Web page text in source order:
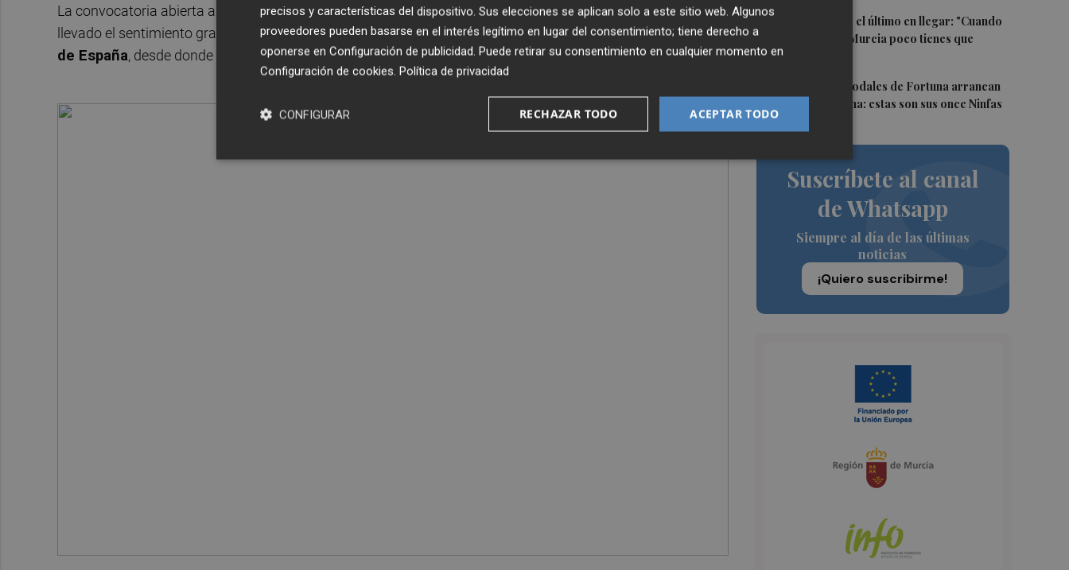
4Álvaro Giménez, el último en llegar: "Cuando
te llama el Real Murcia poco tienes que
pensar"
Las Fiestas de Sodales de Fortuna arrancan
este fin de semana: estas son sus once Ninfas
Suscríbete al canal
de Whatsapp
Siempre al día de las últimas
noticias
¡Quiero suscribirme!
La convocatoria abierta a finales de febrero y en la que faltan por recaudar1,6 millones en un mesha
llevado el sentimiento grana, bien presente en la Región -en torno a 11.000 abonados-, amuchos rincones
de España, desde donde se han adquirido acciones, e inclusomás allá de nuestras fronteras.
precisos y características del dispositivo. Sus elecciones se aplican solo a este sitio web. Algunos
proveedores pueden basarse en el interés legítimo en lugar del consentimiento; tiene derecho a
oponerse en Configuración de publicidad. Puede retirar su consentimiento en cualquier momento en
Configuración de cookies. Política de privacidad
ACEPTAR TODO
RECHAZAR TODO
CONFIGURAR